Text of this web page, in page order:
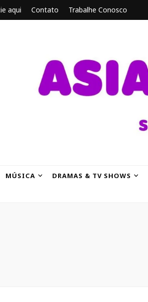
aqui Contato Trabalhe Conosco
MÚSICA DRAMAS & TV SHOWS